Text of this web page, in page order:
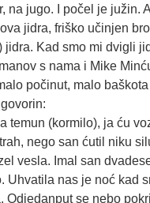
na jugo. I počel je južin.
jidra, friško učinjen
jidra. Kad smo mi dvigli
s nama i Mike
počinut, malo
temun (kormilo), ja ću
nego san ćutil niku
vesla. Imal san
Uhvatila nas je noć kad
Odjedanput se nebo